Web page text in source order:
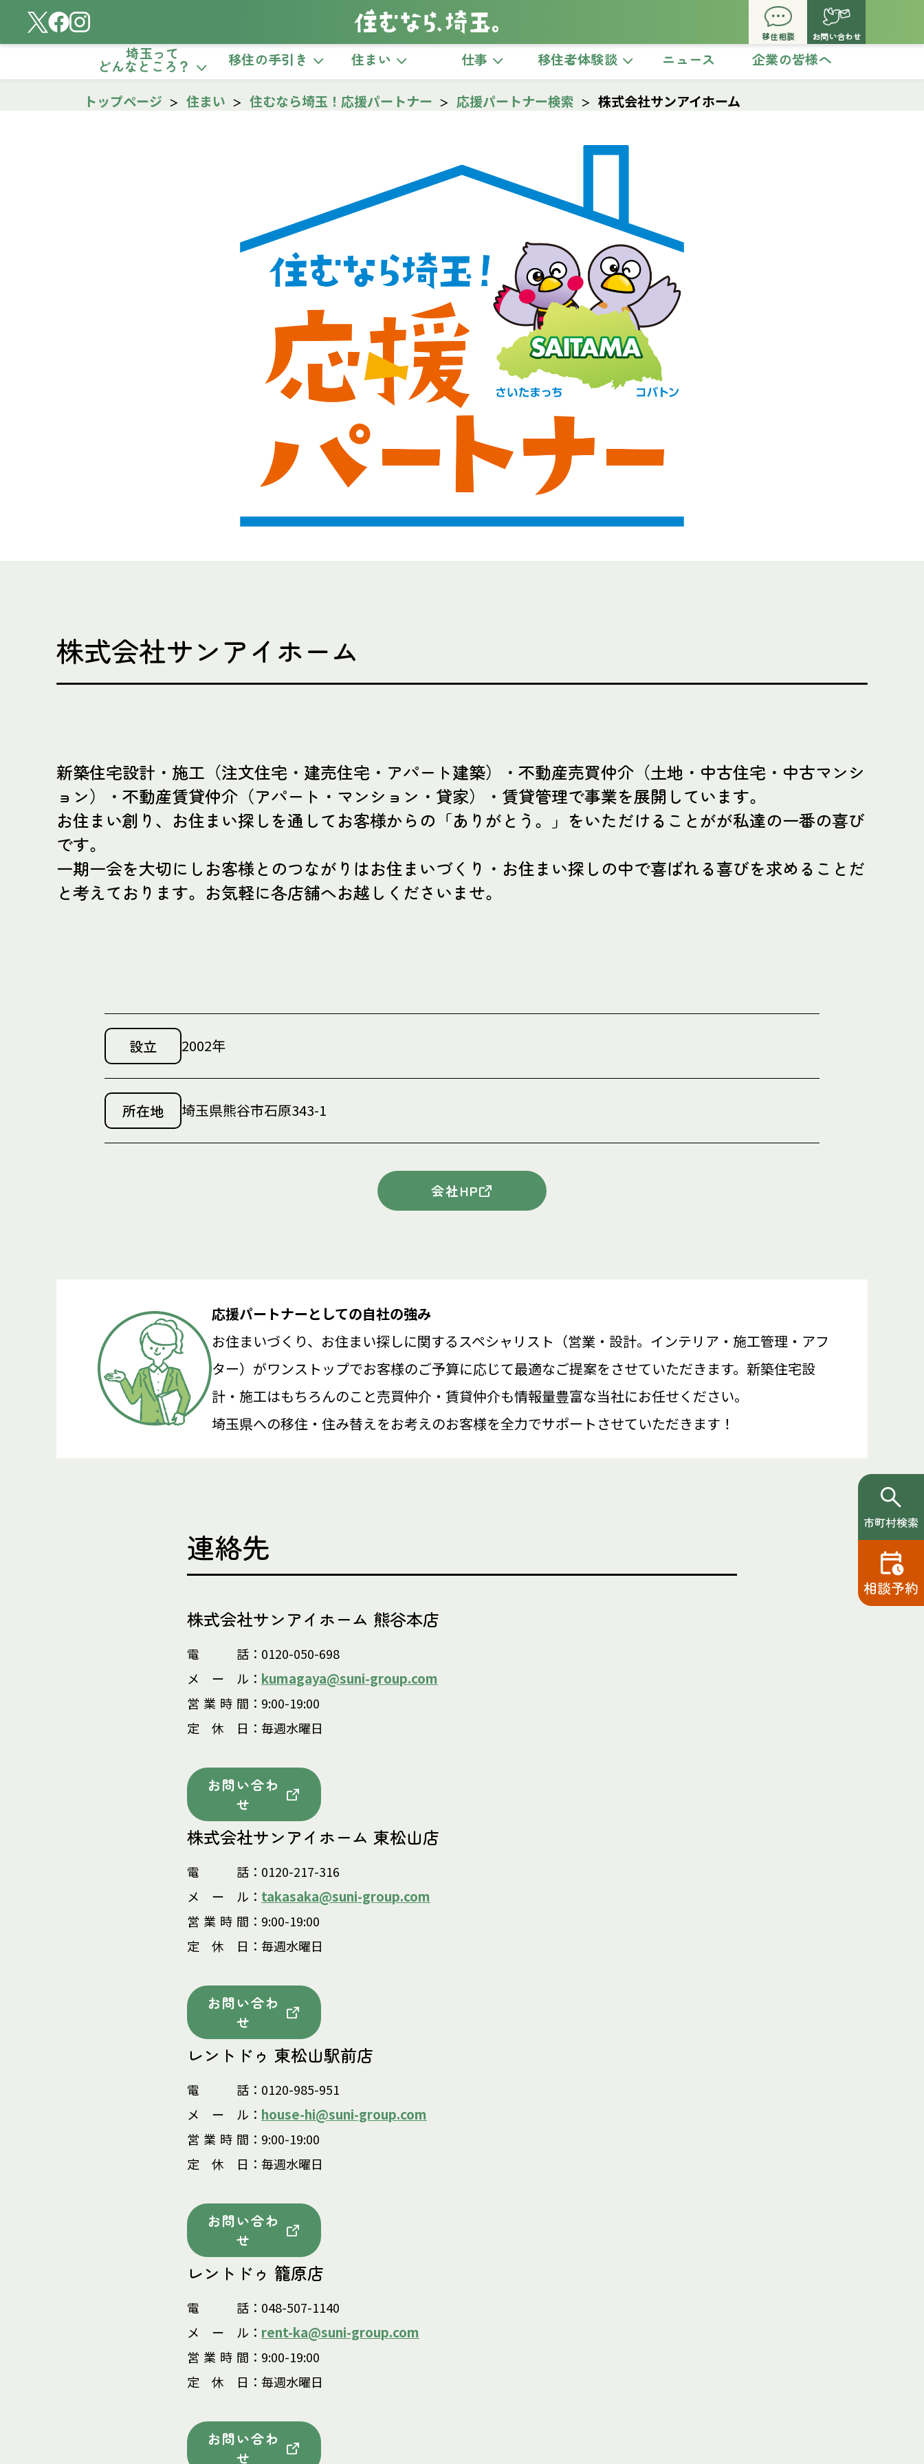
移住相談 お問い合わせ
埼玉って
どんなところ？ 移住の手引き 住まい 仕事 移住者体験談 ニュース 企業の皆様へ
トップページ 住まい 住むなら埼玉！応援パートナー 応援パートナー検索 株式会社サンアイホーム
株式会社サンアイホーム
新築住宅設計・施工（注文住宅・建売住宅・アパート建築）・不動産売買仲介（土地・中古住宅・中古マンシ
ョン）・不動産賃貸仲介（アパート・マンション・貸家）・賃貸管理で事業を展開しています。
お住まい創り、お住まい探しを通してお客様からの「ありがとう。」をいただけることがが私達の一番の喜び
です。
一期一会を大切にしお客様とのつながりはお住まいづくり・お住まい探しの中で喜ばれる喜びを求めることだ
と考えております。お気軽に各店舗へお越しくださいませ。
設立 2002年
所在地 埼玉県熊谷市石原343-1
会社HP
応援パートナーとしての自社の強み
お住まいづくり、お住まい探しに関するスペシャリスト（営業・設計。インテリア・施工管理・アフ
ター）がワンストップでお客様のご予算に応じて最適なご提案をさせていただきます。新築住宅設
計・施工はもちろんのこと売買仲介・賃貸仲介も情報量豊富な当社にお任せください。
埼玉県への移住・住み替えをお考えのお客様を全力でサポートさせていただきます！
連絡先
株式会社サンアイホーム 熊谷本店
電 話 ：0120-050-698
メ
ー ル ： kumagaya@suni-group.com
営 業 時 間 ：9:00-19:00
定
休 日 ：毎週水曜日
お問い合わ
せ
株式会社サンアイホーム 東松山店
電 話 ：0120-217-316
メ
ー ル ： takasaka@suni-group.com
営 業 時 間 ：9:00-19:00
定
休 日 ：毎週水曜日
お問い合わ
せ
レントドゥ 東松山駅前店
電 話 ：0120-985-951
メ
ー ル ： house-hi@suni-group.com
営 業 時 間 ：9:00-19:00
定
休 日 ：毎週水曜日
お問い合わ
せ
レントドゥ 籠原店
電 話 ：048-507-1140
メ
ー ル ： rent-ka@suni-group.com
営 業 時 間 ：9:00-19:00
定
休 日 ：毎週水曜日
お問い合わ
せ